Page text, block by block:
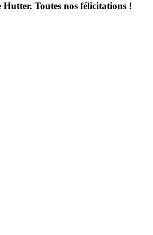
Toutes nos félicitations !